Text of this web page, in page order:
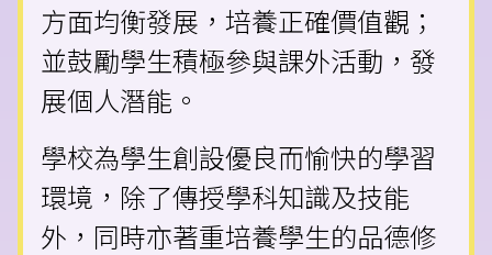
方面均衡發展，培養正確價值觀；
並鼓勵學生積極參與課外活動，發
展個人潛能。
學校為學生創設優良而愉快的學習
環境，除了傳授學科知識及技能
外，同時亦著重培養學生的品德修